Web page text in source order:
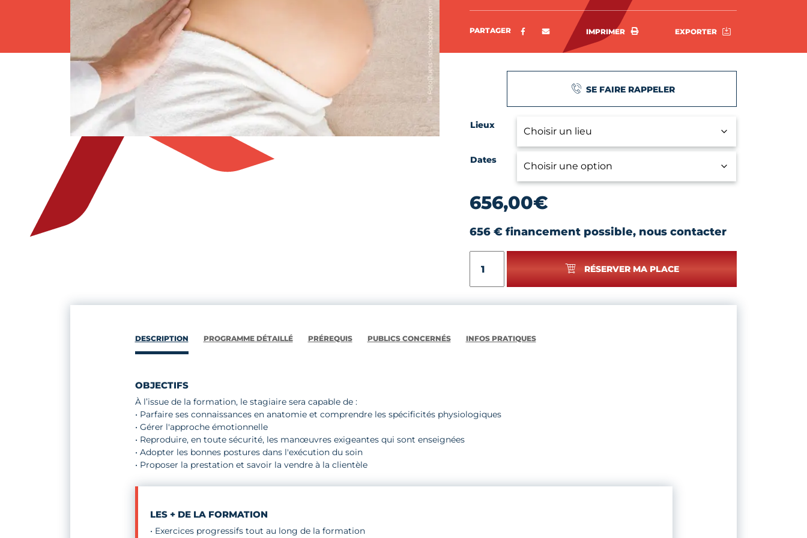
PARTAGER Partager sur Facebook
ENVOYER PAR E-MAIL
IMPRIMER IMPRIMEREXPORTER
SE FAIRE RAPPELER
Lieux
Dates
656,00€
656 € financement possible, nous contacter
MAMAN
RÉSERVER MA PLACE
DESCRIPTION PROGRAMME DÉTAILLÉ PRÉREQUIS PUBLICS CONCERNÉS INFOS PRATIQUES
OBJECTIFS
À l’issue de la formation, le stagiaire sera capable de :
• Parfaire ses connaissances en anatomie et comprendre les spécificités physiologiques
• Gérer l'approche émotionnelle
• Reproduire, en toute sécurité, les manœuvres exigeantes qui sont enseignées
• Adopter les bonnes postures dans l'exécution du soin
• Proposer la prestation et savoir la vendre à la clientèle
LES + DE LA FORMATION
• Exercices progressifs tout au long de la formation